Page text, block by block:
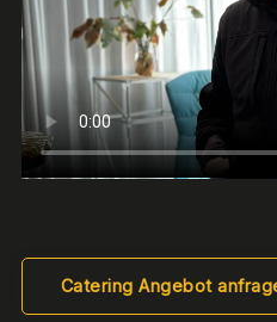
Catering Angebot